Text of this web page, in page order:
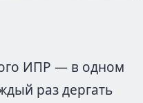
ИПР — в одном
раз дергать